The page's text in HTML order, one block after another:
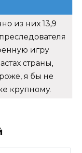
из них 13,9
игру
страны,
я бы не
крупному.